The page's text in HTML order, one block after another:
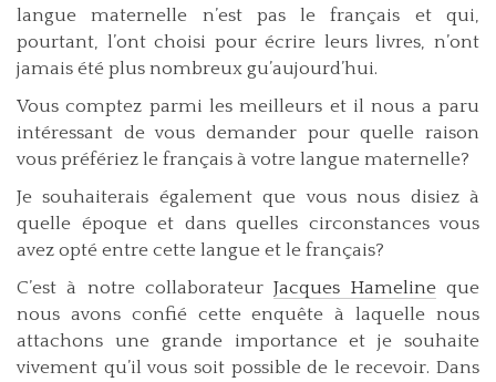
langue maternelle n’est pas le français et qui,
pourtant, l’ont choisi pour écrire leurs livres, n’ont
jamais été plus nombreux gu’aujourd’hui.
Vous comptez parmi les meilleurs et il nous a paru
intéressant de vous demander pour quelle raison
vous préfériez le français à votre langue maternelle?
Je souhaiterais également que vous nous disiez à
quelle époque et dans quelles circonstances vous
avez opté entre cette langue et le français?
C’est à notre collaborateurJacques Hamelineque
nous avons confié cette enquête à laquelle nous
attachons une grande importance et je souhaite
vivement qu’il vous soit possible de le recevoir. Dans